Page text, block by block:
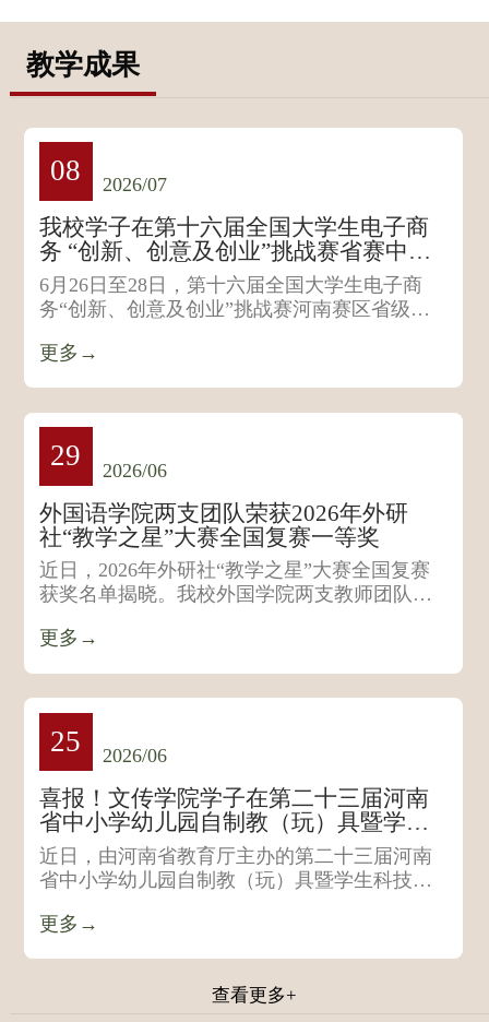
教学成果
查看更多+
08 2026/07
我校学子在第十六届全国大学生电子商
务 “创新、创意及创业”挑战赛省赛中喜
获佳绩
6月26日至28日，第十六届全国大学生电子商
务“创新、创意及创业”挑战赛河南赛区省级选
更多→
29 2026/06
外国语学院两支团队荣获2026年外研
社“教学之星”大赛全国复赛一等奖
近日，2026年外研社“教学之星”大赛全国复赛
获奖名单揭晓。我校外国学院两支教师团队凭
更多→
25 2026/06
喜报！文传学院学子在第二十三届河南
省中小学幼儿园自制教（玩）具暨学生
科技创新小制作小发明评选活动荣获佳
绩
近日，由河南省教育厅主办的第二十三届河南
省中小学幼儿园自制教（玩）具暨学生科技创
更多→